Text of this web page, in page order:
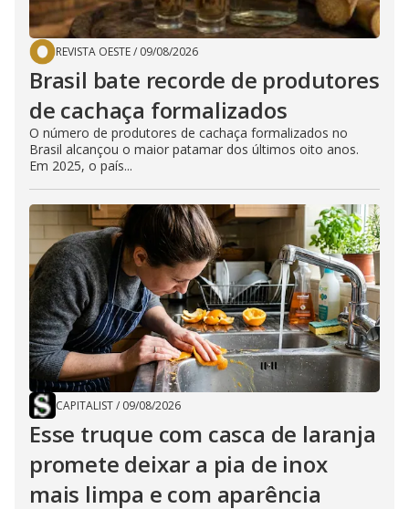
REVISTA OESTE/ 09/08/2026
Brasil bate recorde de produtores
de cachaça formalizados
O número de produtores de cachaça formalizados no
Brasil alcançou o maior patamar dos últimos oito anos.
Em 2025, o país...
CAPITALIST/ 09/08/2026
Esse truque com casca de laranja
promete deixar a pia de inox
mais limpa e com aparência